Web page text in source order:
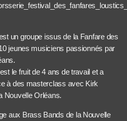
un groupe issus de la Fanfare des
jeunes musiciens passionnés par
le fruit de 4 ans de travail et a
à des masterclass avec Kirk
Nouvelle Orléans.
aux Brass Bands de la Nouvelle